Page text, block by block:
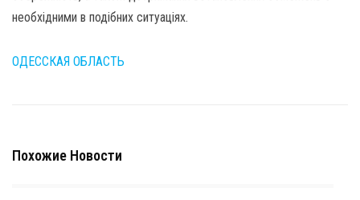
необхідними в подібних ситуаціях.
ОДЕССКАЯ ОБЛАСТЬ
Похожие Новости